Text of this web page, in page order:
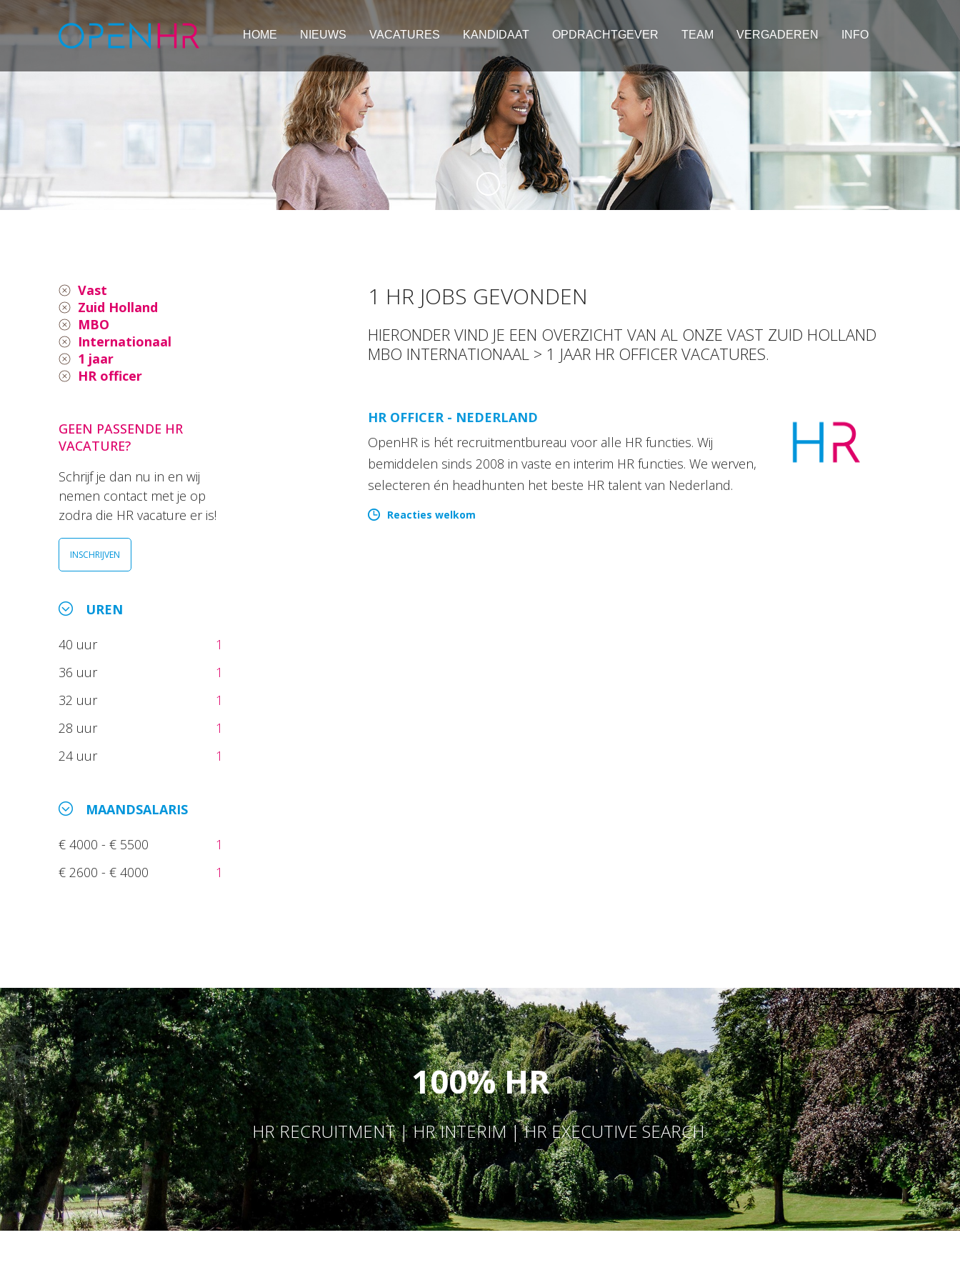
HOME NIEUWS VACATURES KANDIDAAT OPDRACHTGEVER TEAM VERGADEREN INFO
Vast
Zuid Holland
MBO
Internationaal
1 jaar
HR officer
GEEN PASSENDE HR
VACATURE?
Schrijf je dan nu in en wij
nemen contact met je op
zodra die HR vacature er is!
INSCHRIJVEN
UREN
40 uur
1
36 uur
1
32 uur
1
28 uur
1
24 uur
1
MAANDSALARIS
€ 4000 - € 5500
1
€ 2600 - € 4000
1
1 HR JOBS GEVONDEN
HIERONDER VIND JE EEN OVERZICHT VAN AL ONZE VAST ZUID HOLLAND
MBO INTERNATIONAAL > 1 JAAR HR OFFICER VACATURES.
HR OFFICER - NEDERLAND
OpenHR is hét recruitmentbureau voor alle HR functies. Wij
bemiddelen sinds 2008 in vaste en interim HR functies. We werven,
selecteren én headhunten het beste HR talent van Nederland.
Reacties welkom
100% HR
HR RECRUITMENT | HR INTERIM | HR EXECUTIVE SEARCH